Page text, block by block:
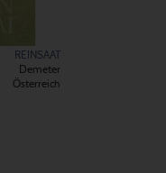
REINSAAT
Demeter
Österreich